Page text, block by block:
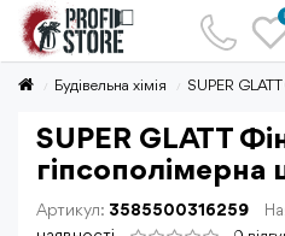
Будівельна хімія SUPER
SUPER GLATT
гіпсополімерна
Артикул: 3585500316259